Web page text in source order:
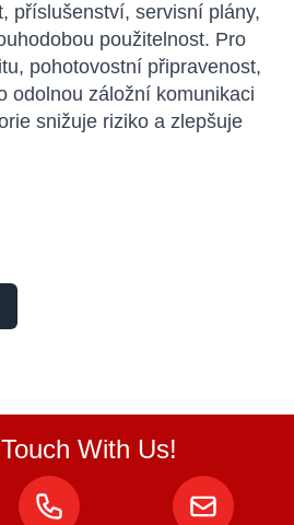
příslušenství, servisní plány,
použitelnost. Pro
pohotovostní připravenost,
odolnou záložní komunikaci
snižuje riziko a zlepšuje
With Us!